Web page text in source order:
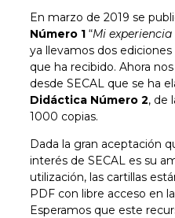
En marzo de 2019 se
Número 1 “Mi
ya llevamos dos
que ha recibido. Ahora
desde SECAL que se ha
Didáctica Número 2, de
1000 copias.
Dada la gran aceptación
interés de SECAL es su
utilización, las cartillas
PDF con libre acceso en
Esperamos que este